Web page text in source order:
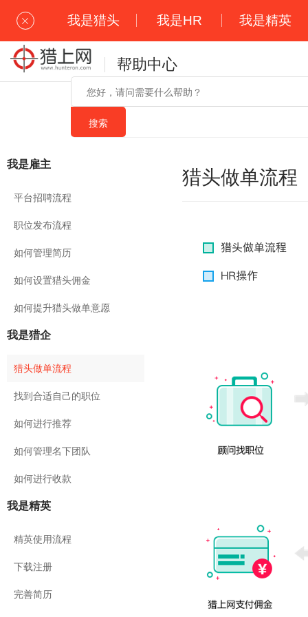
我是猎头 我是HR 我是精英
帮助中心
我是雇主
平台招聘流程
职位发布流程
如何管理简历
如何设置猎头佣金
如何提升猎头做单意愿
我是猎企
猎头做单流程
找到合适自己的职位
如何进行推荐
如何管理名下团队
如何进行收款
我是精英
精英使用流程
下载注册
完善简历
猎头做单流程